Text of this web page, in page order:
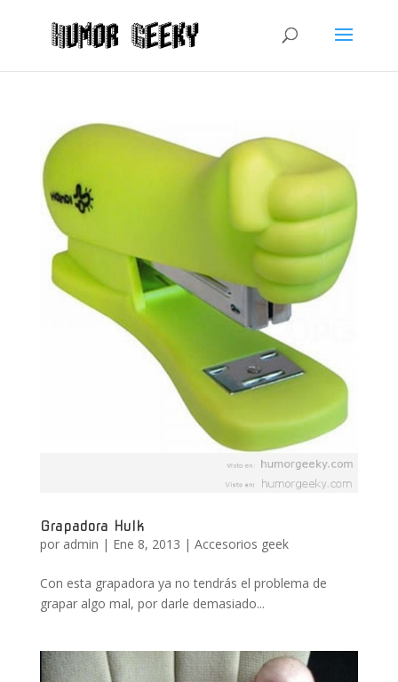
Grapadora Hulk
por admin | Ene 8, 2013 | Accesorios geek
Con esta grapadora ya no tendrás el problema de
grapar algo mal, por darle demasiado...